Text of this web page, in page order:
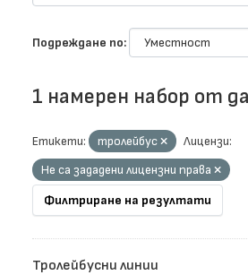
Подреждане по
1 намерен набор от
Етикети: тролейбус
Лицензи:
Не са зададени лицензни права
Филтриране на резултати
Тролейбусни линии